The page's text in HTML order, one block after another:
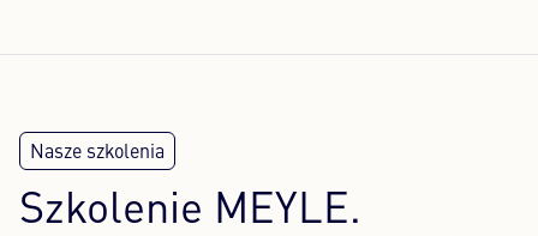
Szkolenie MEYLE.